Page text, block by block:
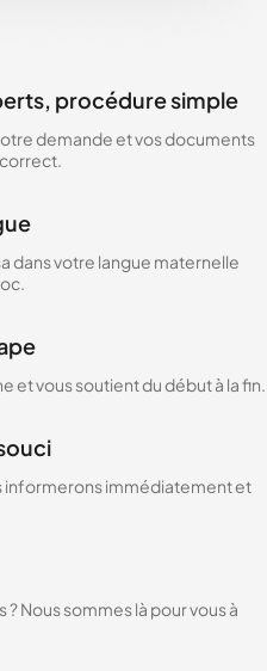
procédure simple
demande et vos documents
dans votre langue maternelle
et vous soutient du début à la fin.
informerons immédiatement et
Nous sommes là pour vous à